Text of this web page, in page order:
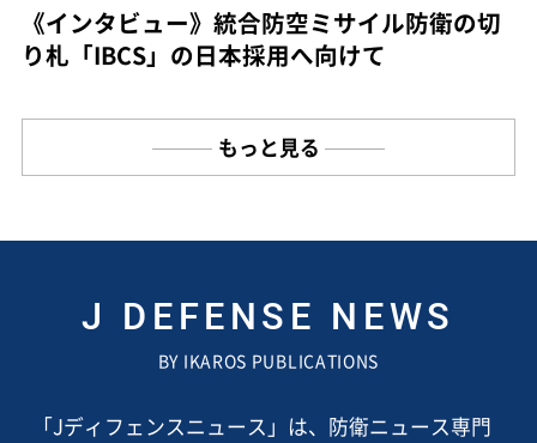
《インタビュー》統合防空ミサイル防衛の切
り札「IBCS」の日本採用へ向けて
もっと見る
J DEFENSE NEWS
BY IKAROS PUBLICATIONS
「Jディフェンスニュース」は、防衛ニュース専門